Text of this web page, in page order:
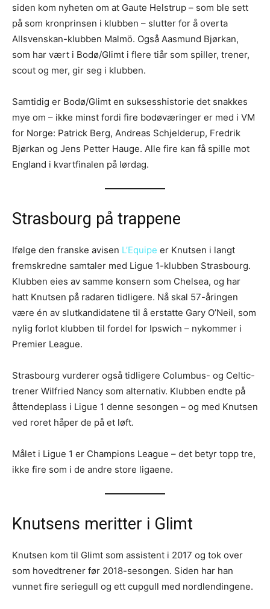
siden kom nyheten om at Gaute Helstrup – som ble sett
på som kronprinsen i klubben – slutter for å overta
Allsvenskan-klubben Malmö. Også Aasmund Bjørkan,
som har vært i Bodø/Glimt i flere tiår som spiller, trener,
scout og mer, gir seg i klubben.
Samtidig er Bodø/Glimt en suksesshistorie det snakkes
mye om – ikke minst fordi fire bodøværinger er med i VM
for Norge: Patrick Berg, Andreas Schjelderup, Fredrik
Bjørkan og Jens Petter Hauge. Alle fire kan få spille mot
England i kvartfinalen på lørdag.
Strasbourg på trappene
Ifølge den franske avisen L’Equipe er Knutsen i langt
fremskredne samtaler med Ligue 1-klubben Strasbourg.
Klubben eies av samme konsern som Chelsea, og har
hatt Knutsen på radaren tidligere. Nå skal 57-åringen
være én av slutkandidatene til å erstatte Gary O’Neil, som
nylig forlot klubben til fordel for Ipswich – nykommer i
Premier League.
Strasbourg vurderer også tidligere Columbus- og Celtic-
trener Wilfried Nancy som alternativ. Klubben endte på
åttendeplass i Ligue 1 denne sesongen – og med Knutsen
ved roret håper de på et løft.
Målet i Ligue 1 er Champions League – det betyr topp tre,
ikke fire som i de andre store ligaene.
Knutsens meritter i Glimt
Knutsen kom til Glimt som assistent i 2017 og tok over
som hovedtrener før 2018-sesongen. Siden har han
vunnet fire seriegull og ett cupgull med nordlendingene.